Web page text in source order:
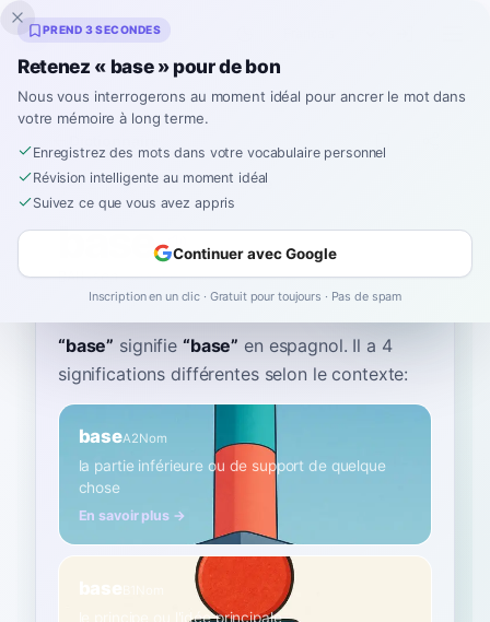
Inklingo
Accueil› Espagnol›Dictionnaire ›base
base
BAH-seh ˈba.se
“base” signifie “base” en espagnol. Il a 4
significations différentes selon le contexte:
baseA2Nom
la partie inférieure ou de support de quelque
chose
En savoir plus →
le principe ou l'idée principale
PREND 3 SECONDES
Retenez « base » pour de bon
Nous vous interrogerons au moment idéal pour ancrer le mot dans
votre mémoire à long terme.
Enregistrez des mots dans votre vocabulaire personnel
Révision intelligente au moment idéal
Suivez ce que vous avez appris
Continuer avec Google
Inscription en un clic · Gratuit pour toujours · Pas de spam